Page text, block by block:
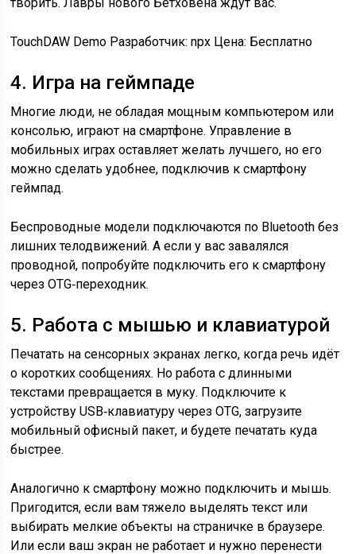
TouchDAW Demo Разработчик: npx Цена: Бесплатно
4. Игра на геймпаде
Многие люди, не обладая мощным компьютером или
консолью, играют на смартфоне. Управление в
мобильных играх оставляет желать лучшего, но его
можно сделать удобнее, подключив к смартфону
геймпад.
Беспроводные модели подключаются по Bluetooth без
лишних телодвижений. А если у вас завалялся
проводной, попробуйте подключить его к смартфону
через OTG‑переходник.
5. Работа с мышью и клавиатурой
Печатать на сенсорных экранах легко, когда речь идёт
о коротких сообщениях. Но работа с длинными
текстами превращается в муку. Подключите к
устройству USB‑клавиатуру через OTG, загрузите
мобильный офисный пакет, и будете печатать куда
быстрее.
Аналогично к смартфону можно подключить и мышь.
Пригодится, если вам тяжело выделять текст или
выбирать мелкие объекты на страничке в браузере.
Или если ваш экран не работает и нужно перенести